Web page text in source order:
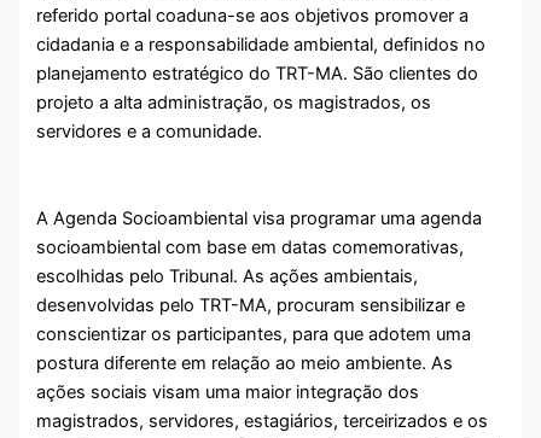
referido portal coaduna-se aos objetivos promover a
cidadania e a responsabilidade ambiental, definidos no
planejamento estratégico do TRT-MA. São clientes do
projeto a alta administração, os magistrados, os
servidores e a comunidade.
A Agenda Socioambiental visa programar uma agenda
socioambiental com base em datas comemorativas,
escolhidas pelo Tribunal. As ações ambientais,
desenvolvidas pelo TRT-MA, procuram sensibilizar e
conscientizar os participantes, para que adotem uma
postura diferente em relação ao meio ambiente. As
ações sociais visam uma maior integração dos
magistrados, servidores, estagiários, terceirizados e os